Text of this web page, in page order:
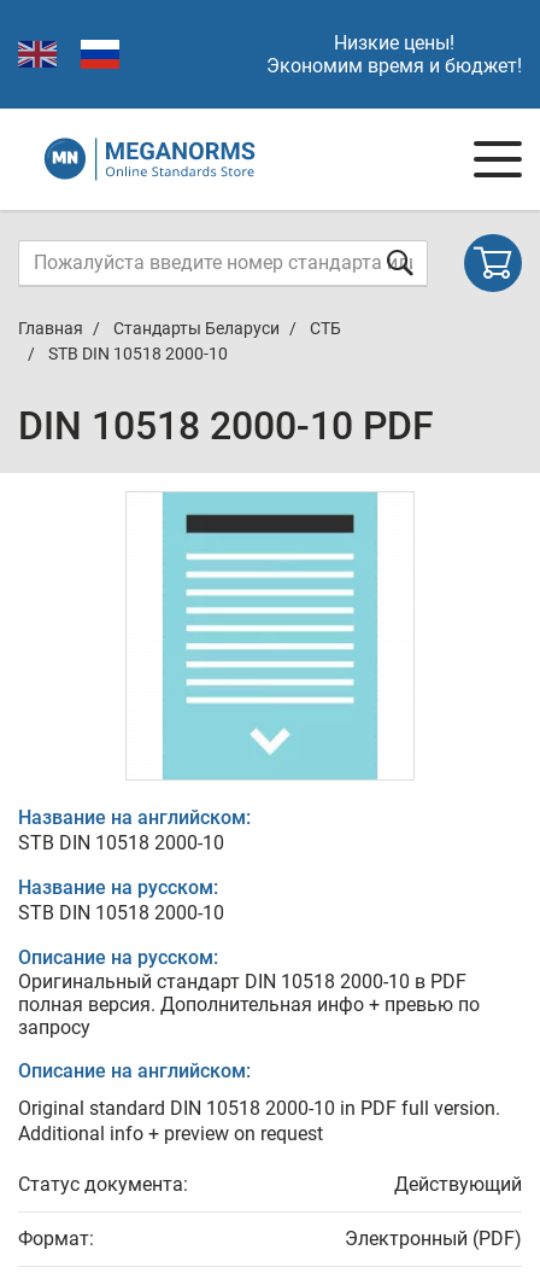
Низкие цены!
Экономим время и бюджет!
Главная Стандарты Беларуси
СТБ
STB DIN 10518 2000-10
DIN 10518 2000-10 PDF
Название на английском:
STB DIN 10518 2000-10
Название на русском:
STB DIN 10518 2000-10
Описание на русском:
Оригинальный стандарт DIN 10518 2000-10 в PDF
полная версия. Дополнительная инфо + превью по
запросу
Описание на английском:
Original standard DIN 10518 2000-10 in PDF full version.
Additional info + preview on request
Статус документа: Действующий
Формат: Электронный (PDF)